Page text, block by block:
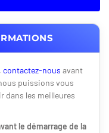
contactez-nous avant
puissions vous
dans les meilleures
le démarrage de la